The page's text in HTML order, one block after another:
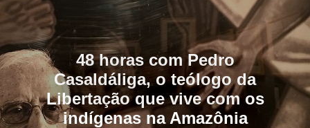
48 horas com Pedro
Casaldáliga, o teólogo da
Libertação que vive com os
indígenas na Amazônia